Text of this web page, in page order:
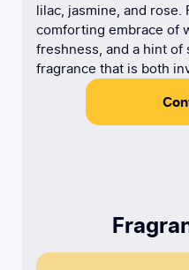
lilac, jasmine, and rose.
comforting embrace of
freshness, and a hint of
fragrance that is both